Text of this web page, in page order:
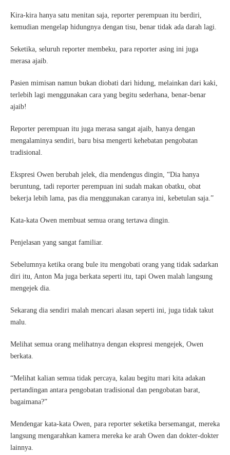
Kira-kira hanya satu menitan saja, reporter perempuan itu berdiri,
kemudian mengelap hidungnya dengan tisu, benar tidak ada darah lagi.
Seketika, seluruh reporter membeku, para reporter asing ini juga
merasa ajaib.
Pasien mimisan namun bukan diobati dari hidung, melainkan dari kaki,
terlebih lagi menggunakan cara yang begitu sederhana, benar-benar
ajaib!
Reporter perempuan itu juga merasa sangat ajaib, hanya dengan
mengalaminya sendiri, baru bisa mengerti kehebatan pengobatan
tradisional.
Ekspresi Owen berubah jelek, dia mendengus dingin, “Dia hanya
beruntung, tadi reporter perempuan ini sudah makan obatku, obat
bekerja lebih lama, pas dia menggunakan caranya ini, kebetulan saja.”
Kata-kata Owen membuat semua orang tertawa dingin.
Penjelasan yang sangat familiar.
Sebelumnya ketika orang bule itu mengobati orang yang tidak sadarkan
diri itu, Anton Ma juga berkata seperti itu, tapi Owen malah langsung
mengejek dia.
Sekarang dia sendiri malah mencari alasan seperti ini, juga tidak takut
malu.
Melihat semua orang melihatnya dengan ekspresi mengejek, Owen
berkata.
“Melihat kalian semua tidak percaya, kalau begitu mari kita adakan
pertandingan antara pengobatan tradisional dan pengobatan barat,
bagaimana?”
Mendengar kata-kata Owen, para reporter seketika bersemangat, mereka
langsung mengarahkan kamera mereka ke arah Owen dan dokter-dokter
lainnya.